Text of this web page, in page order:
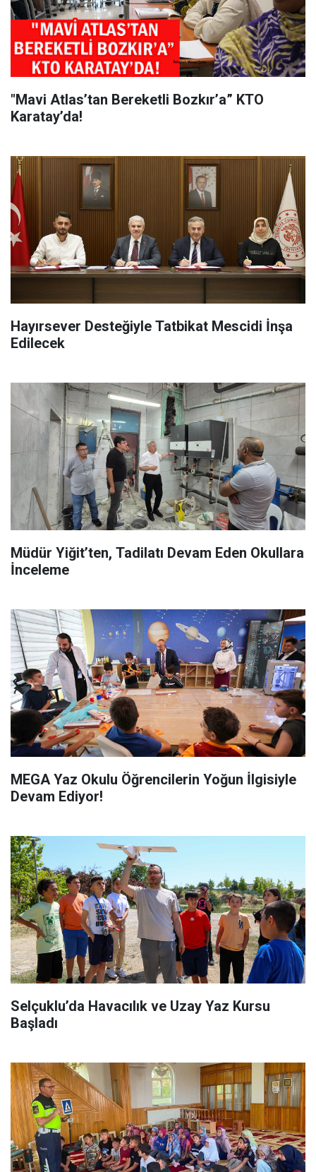
"Mavi Atlas’tan Bereketli Bozkır’a” KTO
Karatay’da!
Hayırsever Desteğiyle Tatbikat Mescidi İnşa
Edilecek
Müdür Yiğit’ten, Tadilatı Devam Eden Okullara
İnceleme
MEGA Yaz Okulu Öğrencilerin Yoğun İlgisiyle
Devam Ediyor!
Selçuklu’da Havacılık ve Uzay Yaz Kursu
Başladı